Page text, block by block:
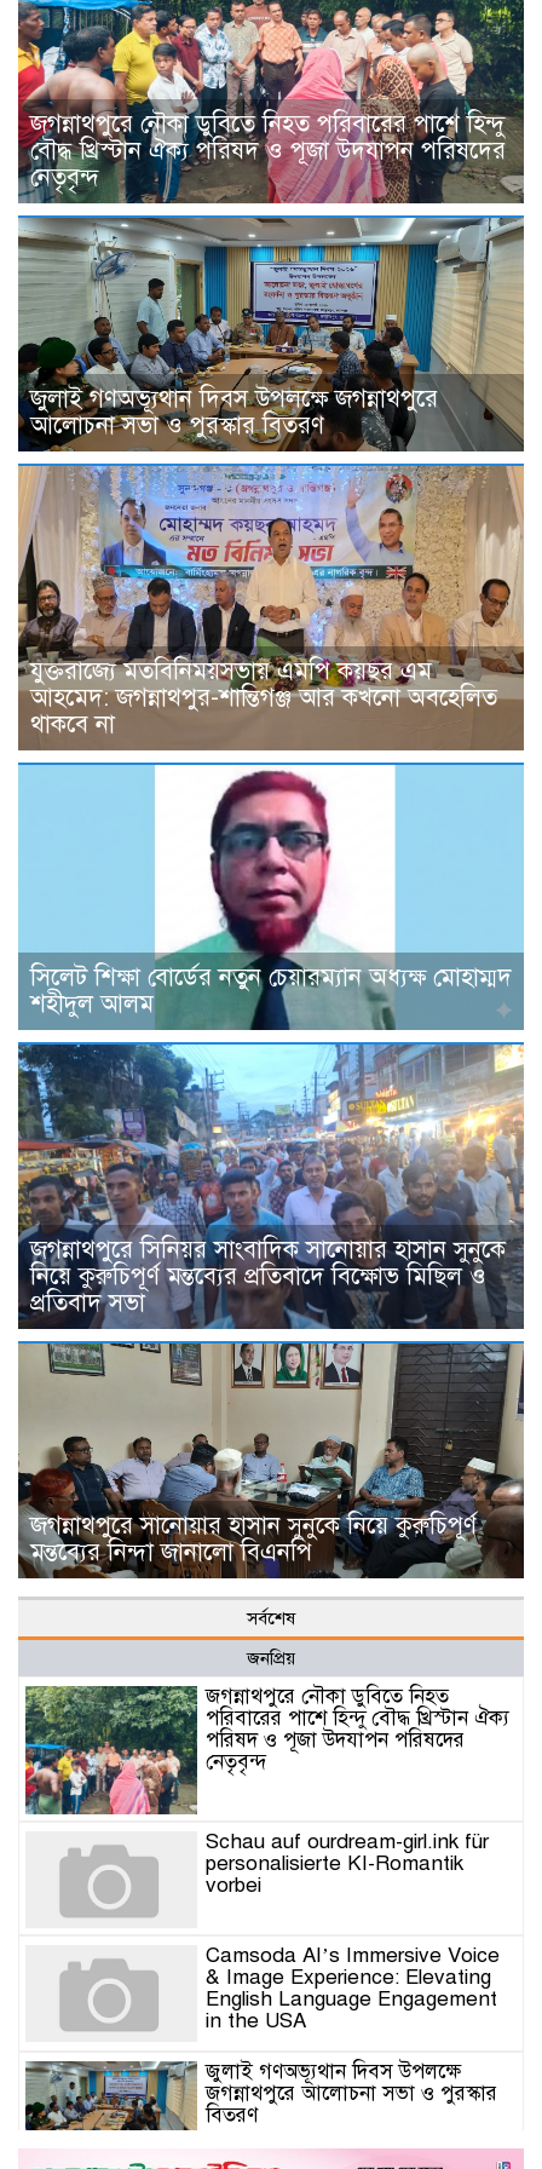
জগন্নাথপুরে নৌকা ডুবিতে নিহত পরিবারের পাশে হিন্দু
বৌদ্ধ খ্রিস্টান ঐক্য পরিষদ ও পূজা উদযাপন পরিষদের
নেতৃবৃন্দ
জুলাই গণঅভ্যূথান দিবস উপলক্ষে জগন্নাথপুরে
আলোচনা সভা ও পুরস্কার বিতরণ
যুক্তরাজ্যে মতবিনিময়সভায় এমপি কয়ছর এম
আহমেদ: জগন্নাথপুর-শান্তিগঞ্জ আর কখনো অবহেলিত
থাকবে না
সিলেট শিক্ষা বোর্ডের নতুন চেয়ারম্যান অধ্যক্ষ মোহাম্মদ
শহীদুল আলম
জগন্নাথপুরে সিনিয়র সাংবাদিক সানোয়ার হাসান সুনুকে
নিয়ে কুরুচিপূর্ণ মন্তব্যের প্রতিবাদে বিক্ষোভ মিছিল ও
প্রতিবাদ সভা
জগন্নাথপুরে সানোয়ার হাসান সুনুকে নিয়ে কুরুচিপূর্ণ
মন্তব্যের নিন্দা জানালো বিএনপি
সর্বশেষ
জনপ্রিয়
জগন্নাথপুরে নৌকা ডুবিতে নিহত
পরিবারের পাশে হিন্দু বৌদ্ধ খ্রিস্টান ঐক্য
পরিষদ ও পূজা উদযাপন পরিষদের
নেতৃবৃন্দ
Schau auf ourdream-girl.ink für
personalisierte KI-Romantik
vorbei
Camsoda AI’s Immersive Voice
& Image Experience: Elevating
English Language Engagement
in the USA
জুলাই গণঅভ্যূথান দিবস উপলক্ষে
জগন্নাথপুরে আলোচনা সভা ও পুরস্কার
বিতরণ